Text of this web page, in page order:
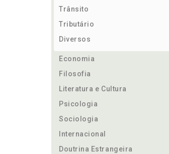
Trânsito
Tributário
Diversos
Economia
Filosofia
Literatura e Cultura
Psicologia
Sociologia
Internacional
Doutrina Estrangeira